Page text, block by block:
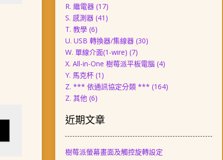
R. 繼電器 (17)
S. 感測器 (41)
T. 教學 (6)
U. USB 轉換器/集線器 (30)
W. 單線介面(1-wire) (7)
X. All-in-One 樹莓派平板電腦 (4)
Y. 馬克杯 (1)
Z. *** 依通訊協定分類 *** (164)
Z. 其他 (6)
近期文章
樹莓派螢幕畫面及觸控旋轉設定